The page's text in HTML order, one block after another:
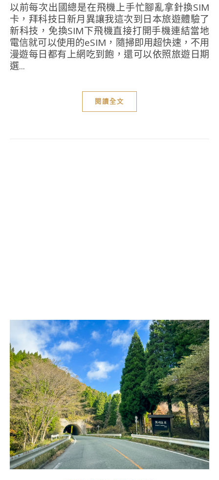
以前每次出國總是在飛機上手忙腳亂拿針換SIM
卡，拜科技日新月異讓我這次到日本旅遊體驗了
新科技，免換SIM下飛機直接打開手機連結當地
電信就可以使用的eSIM，隨掃即用超快速，不用
漫遊每日都有上網吃到飽，還可以依照旅遊日期
選...
閱讀全文